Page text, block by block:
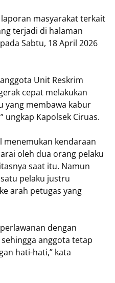
masyarakat terkait
terjadi di halaman
Sabtu, 18 April 2026
Unit Reskrim
cepat melakukan
yang membawa kabur
Kapolsek Ciruas.
menemukan kendaraan
oleh dua orang pelaku
saat itu. Namun
pelaku justru
arah petugas yang
dengan
anggota tetap
hati-hati,” kata